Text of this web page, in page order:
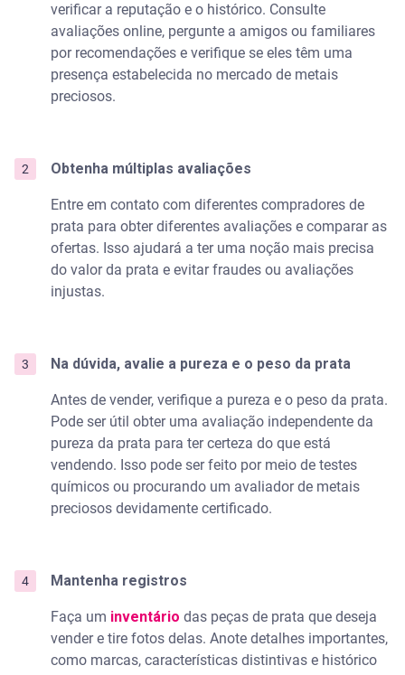
verificar a reputação e o histórico. Consulte
avaliações online, pergunte a amigos ou familiares
por recomendações e verifique se eles têm uma
presença estabelecida no mercado de metais
preciosos.
Obtenha múltiplas avaliações
Entre em contato com diferentes compradores de
prata para obter diferentes avaliações e comparar as
ofertas. Isso ajudará a ter uma noção mais precisa
do valor da prata e evitar fraudes ou avaliações
injustas.
Na dúvida, avalie a pureza e o peso da prata
Antes de vender, verifique a pureza e o peso da prata.
Pode ser útil obter uma avaliação independente da
pureza da prata para ter certeza do que está
vendendo. Isso pode ser feito por meio de testes
químicos ou procurando um avaliador de metais
preciosos devidamente certificado.
Mantenha registros
Faça um inventário das peças de prata que deseja
vender e tire fotos delas. Anote detalhes importantes,
como marcas, características distintivas e histórico